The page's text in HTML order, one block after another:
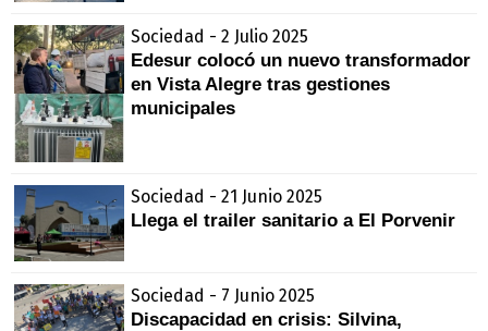
Sociedad - 2 Julio 2025
Edesur colocó un nuevo transformador
en Vista Alegre tras gestiones
municipales
Sociedad - 21 Junio 2025
Llega el trailer sanitario a El Porvenir
Sociedad - 7 Junio 2025
Discapacidad en crisis: Silvina,